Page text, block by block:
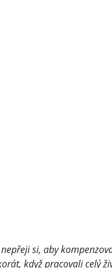
si, aby
když pracovali celý